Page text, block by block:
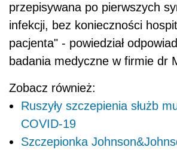
przepisywana po pierwszych
infekcji, bez konieczności
pacjenta" - powiedział
badania medyczne w firmie dr
Zobacz również:
Ruszyły szczepienia służb
COVID-19
Szczepionka